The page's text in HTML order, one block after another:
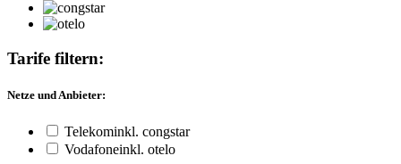
Tarife filtern:
Netze und Anbieter:
Telekominkl. congstar
Vodafoneinkl. otelo